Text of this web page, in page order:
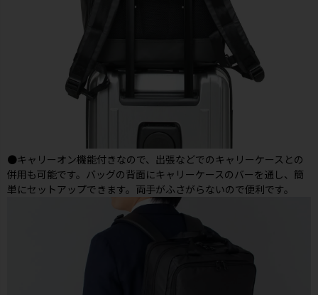
●キャリーオン機能付きなので、出張などでのキャリーケースとの
併用も可能です。バッグの背面にキャリーケースのバーを通し、簡
単にセットアップできます。両手がふさがらないので便利です。